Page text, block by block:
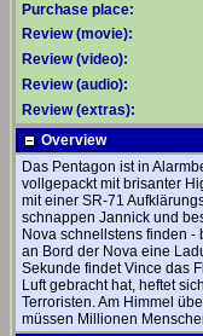
Purchase place:
Review (movie):
Review (video):
Review (audio):
Review (extras):
Overview
Das Pentagon ist in
vollgepackt mit brisanter
mit einer SR-71
schnappen Jannick und
Nova schnellstens finden
an Bord der Nova eine
Sekunde findet Vince das
Luft gebracht hat, heftet
Terroristen. Am Himmel
müssen Millionen